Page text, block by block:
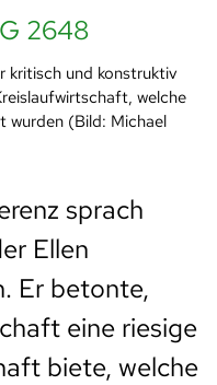
kritisch und konstruktiv
welche
wurden (Bild: Michael
sprach
Ellen
Er betonte,
eine riesige
biete, welche